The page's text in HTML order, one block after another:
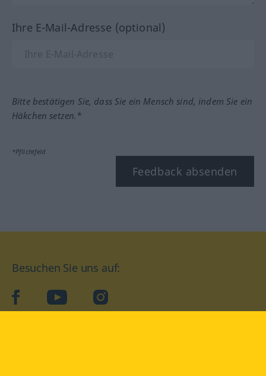
Ihre E-Mail-Adresse (optional)
Bitte bestätigen Sie, dass Sie ein Mensch sind, indem Sie ein
Häkchen setzen.*
*Pflichtfeld
Feedback absenden
Besuchen Sie uns auf:
facebookYouTube Instagram